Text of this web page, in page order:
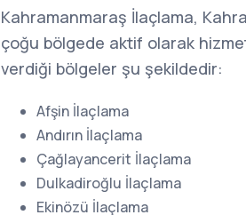
Kahramanmaraş İlaçlama,
çoğu bölgede aktif olarak
verdiği bölgeler şu şekildedir:
Afşin İlaçlama
Andırın İlaçlama
Çağlayancerit İlaçlama
Dulkadiroğlu İlaçlama
Ekinözü İlaçlama